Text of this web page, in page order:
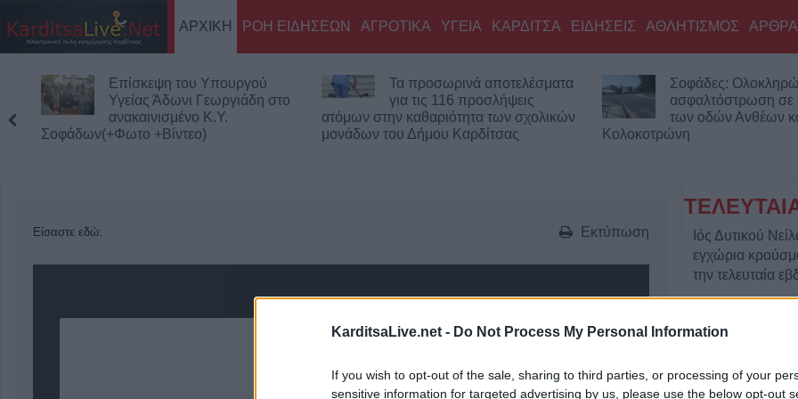
KarditsaLive.net - Do Not Process My Personal Information
If you wish to opt-out of the sale, sharing to third parties, or processing of your
sensitive information for targeted advertising by us, please use the below opt-out
ΑΡΧΙΚΗ ΡΟΗ ΕΙΔΗΣΕΩΝ ΑΓΡΟΤΙΚΑ ΥΓΕΙΑ ΚΑΡΔΙΤΣΑ ΕΙΔΗΣΕΙΣ ΑΘΛΗΤΙΣΜΟΣ ΑΡΘΡΑ
Επίσκεψη του Υπουργού
Υγείας Άδωνι Γεωργιάδη στο
ανακαινισμένο Κ.Y.
Σοφάδων(+Φωτο +Βίντεο)
Τα προσωρινά αποτελέσματα
για τις 116 προσλήψεις
ατόμων στην καθαριότητα των σχολικών
μονάδων του Δήμου Καρδίτσας
Σοφάδες:
ασφαλτόστρωση σε
των οδών Ανθέων
Κολοκοτρώνη
Εκτύπωση
Είσαστε εδώ:
Προβολές:
Ιός Δυτικού
εγχώρια
την τελευταία
6 Αυγούστου 2026, 08:52
Διακοπές
μετασχηματιστή